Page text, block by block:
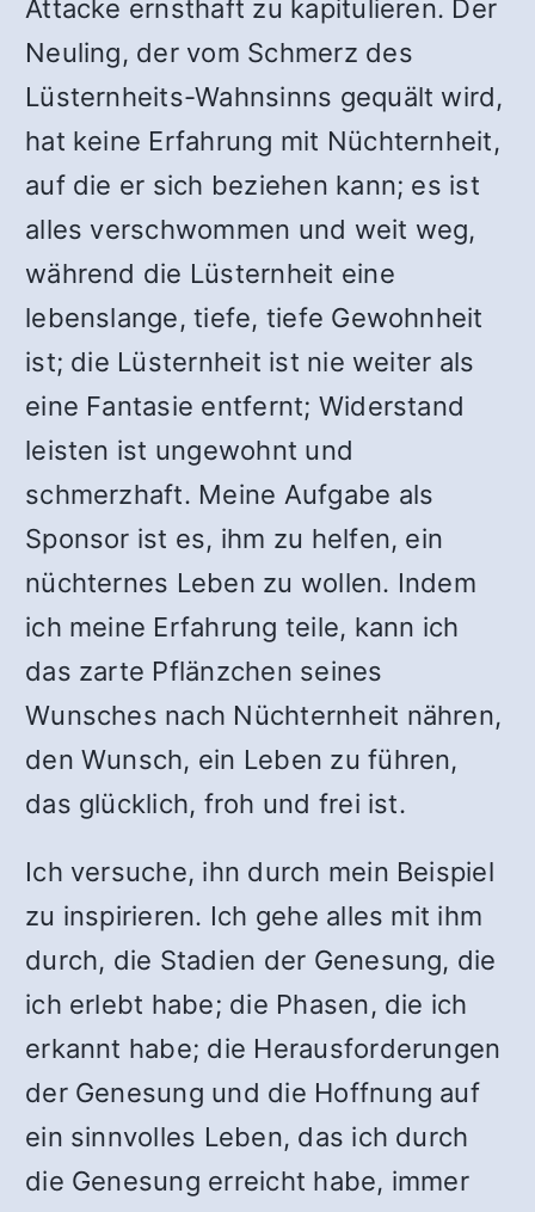
Attacke ernsthaft zu kapitulieren. Der
Neuling, der vom Schmerz des
Lüsternheits-Wahnsinns gequält wird,
hat keine Erfahrung mit Nüchternheit,
auf die er sich beziehen kann; es ist
alles verschwommen und weit weg,
während die Lüsternheit eine
lebenslange, tiefe, tiefe Gewohnheit
ist; die Lüsternheit ist nie weiter als
eine Fantasie entfernt; Widerstand
leisten ist ungewohnt und
schmerzhaft. Meine Aufgabe als
Sponsor ist es, ihm zu helfen, ein
nüchternes Leben zu wollen. Indem
ich meine Erfahrung teile, kann ich
das zarte Pflänzchen seines
Wunsches nach Nüchternheit nähren,
den Wunsch, ein Leben zu führen,
das glücklich, froh und frei ist.
Ich versuche, ihn durch mein Beispiel
zu inspirieren. Ich gehe alles mit ihm
durch, die Stadien der Genesung, die
ich erlebt habe; die Phasen, die ich
erkannt habe; die Herausforderungen
der Genesung und die Hoffnung auf
ein sinnvolles Leben, das ich durch
die Genesung erreicht habe, immer